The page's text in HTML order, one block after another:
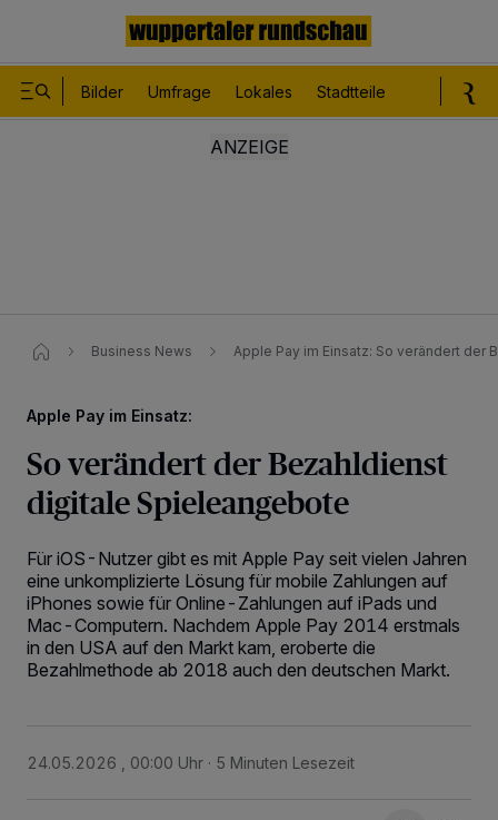
Bilder Umfrage Lokales Stadtteile
Business News Apple Pay im Einsatz: So verändert
Apple Pay im Einsatz:
So verändert der Bezahldienst
digitale Spieleangebote
Für iOS-Nutzer gibt es mit Apple Pay seit vielen Jahren
eine unkomplizierte Lösung für mobile Zahlungen auf
iPhones sowie für Online-Zahlungen auf iPads und
Mac-Computern. Nachdem Apple Pay 2014 erstmals
in den USA auf den Markt kam, eroberte die
Bezahlmethode ab 2018 auch den deutschen Markt.
24.05.2026 , 00:00 Uhr 5 Minuten Lesezeit